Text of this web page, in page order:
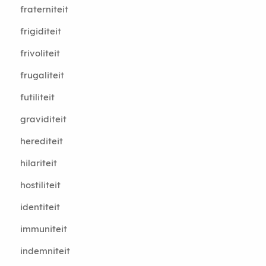
fraterniteit
frigiditeit
frivoliteit
frugaliteit
futiliteit
graviditeit
herediteit
hilariteit
hostiliteit
identiteit
immuniteit
indemniteit